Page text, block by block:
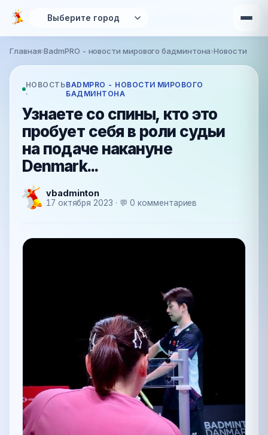
Перейти к основному содержанию
Вы здесь
Главная›BadmPRO - новости мирового бадминтона›Новости
НОВОСТЬ
·
BADMPRO - НОВОСТИ МИРОВОГО
БАДМИНТОНА
Узнаете со спины, кто это
пробует себя в роли судьи
на подаче накануне
Denmark...
vbadminton
17 октября 2023 · 💬 0 комментариев